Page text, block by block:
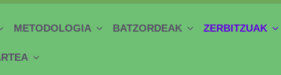
METODOLOGIA BATZORDEAK ZERBITZUAK